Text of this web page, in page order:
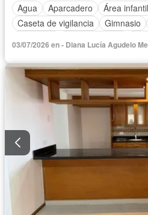
Agua
Aparcadero Área infantil
Caseta de vigilancia
Gimnasio
03/07/2026 en - Diana Lucía Agudelo